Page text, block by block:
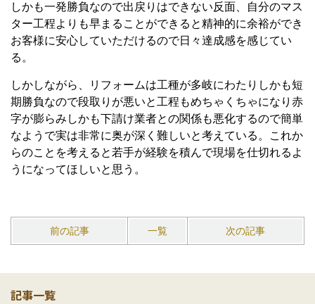
しかも一発勝負なので出戻りはできない反面、自分のマス
ター工程よりも早まることができると精神的に余裕ができ
お客様に安心していただけるので日々達成感を感じてい
る。
しかしながら、リフォームは工種が多岐にわたりしかも短
期勝負なので段取りが悪いと工程もめちゃくちゃになり赤
字が膨らみしかも下請け業者との関係も悪化するので簡単
なようで実は非常に奥が深く難しいと考えている。これか
らのことを考えると若手が経験を積んで現場を仕切れるよ
うになってほしいと思う。
前の記事 一覧 次の記事
記事一覧